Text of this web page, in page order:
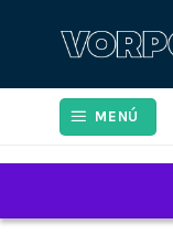
MENÚ